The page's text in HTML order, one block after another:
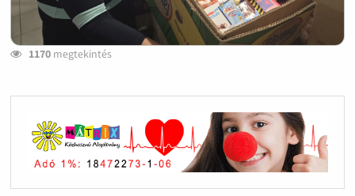
1170megtekintés